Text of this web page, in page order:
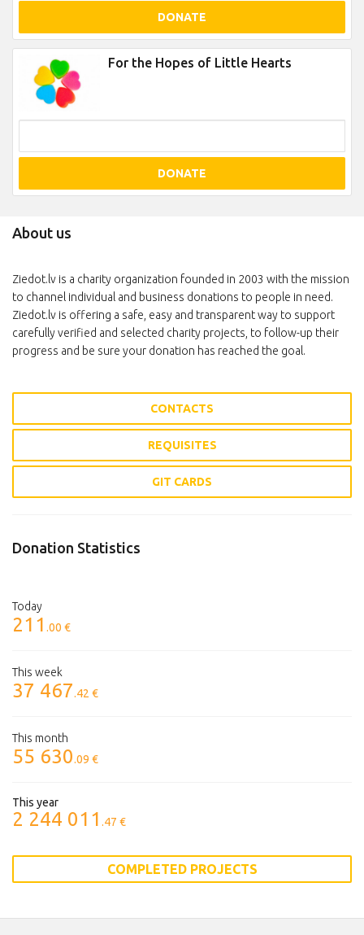
DONATE
For the Hopes of Little Hearts
DONATE
About us
Ziedot.lv is a charity organization founded in 2003 with the mission
to channel individual and business donations to people in need.
Ziedot.lv is offering a safe, easy and transparent way to support
carefully verified and selected charity projects, to follow-up their
progress and be sure your donation has reached the goal.
CONTACTS
REQUISITES
GIT CARDS
Donation Statistics
Today
211 .00 €
This week
37 467.42 €
This month
55 630.09 €
This year
2 244 011 .47 €
COMPLETED PROJECTS